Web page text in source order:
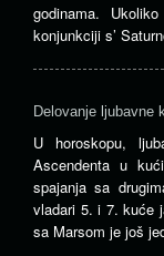
godinama.
konjunkciji s’
Delovanje ljubavne
U horoskopu,
Ascendenta u
spajanja sa
vladari 5. i 7. kuće
sa Marsom je još